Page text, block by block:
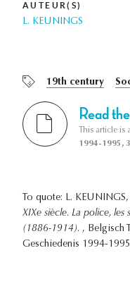
AUTEUR(S)
L. KEUNINGS
19th century
Read
This article
1994-1995,
To quote: L. KEUNINGS,
XIXe siècle. La police, les
(1886-1914). , Belgisch
Geschiedenis 1994-